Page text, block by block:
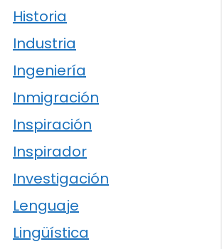
Historia
Industria
Ingeniería
Inmigración
Inspiración
Inspirador
Investigación
Lenguaje
Lingüística